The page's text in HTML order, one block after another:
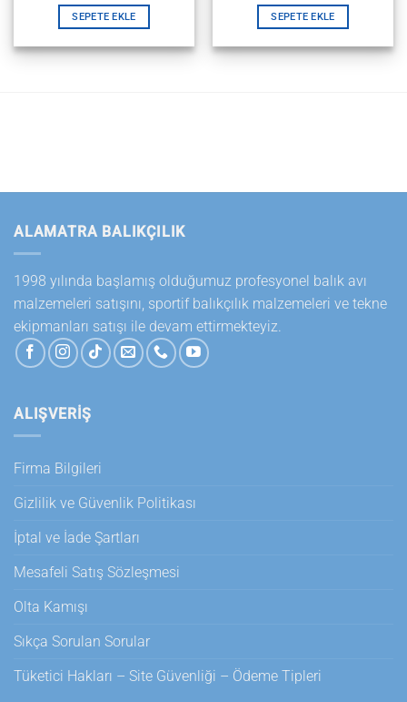
₺8.902,42.
SEPETE EKLE
₺6.284,06.
SEPETE EKLE
ALAMATRA BALIKÇILIK
1998 yılında başlamış olduğumuz profesyonel balık avı
malzemeleri satışını, sportif balıkçılık malzemeleri ve tekne
ekipmanları satışı ile devam ettirmekteyiz.
ALIŞVERİŞ
Firma Bilgileri
Gizlilik ve Güvenlik Politikası
İptal ve İade Şartları
Mesafeli Satış Sözleşmesi
Olta Kamışı
Sıkça Sorulan Sorular
Tüketici Hakları – Site Güvenliği – Ödeme Tipleri